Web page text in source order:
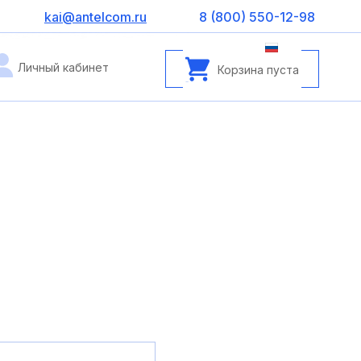
8 (800) 550-12-98
kai@antelcom.ru
Корзина пуста
Личный кабинет